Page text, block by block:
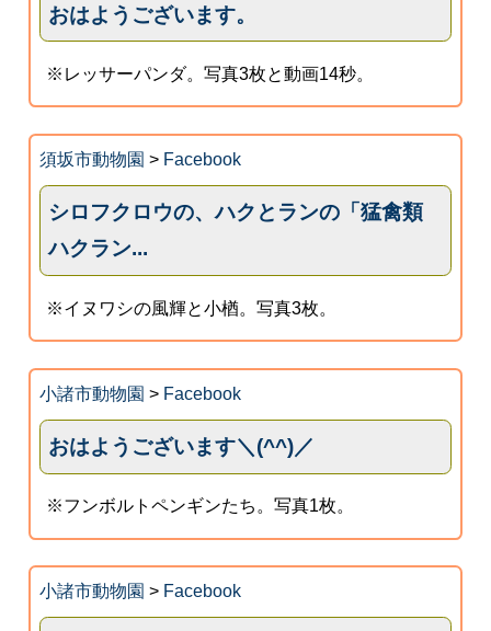
おはようございます。
※レッサーパンダ。写真3枚と動画14秒。
須坂市動物園 > Facebook
シロフクロウの、ハクとランの「猛禽類
ハクラン...
※イヌワシの風輝と小楢。写真3枚。
小諸市動物園 > Facebook
おはようございます＼(^^)／
※フンボルトペンギンたち。写真1枚。
小諸市動物園 > Facebook